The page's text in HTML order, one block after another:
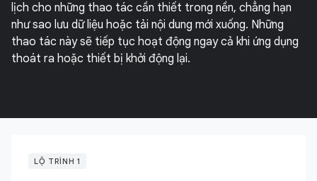
lịch cho những thao tác cần thiết trong nền, chẳng hạn
như sao lưu dữ liệu hoặc tải nội dung mới xuống. Những
thao tác này sẽ tiếp tục hoạt động ngay cả khi ứng dụng
thoát ra hoặc thiết bị khởi động lại.
LỘ TRÌNH 1